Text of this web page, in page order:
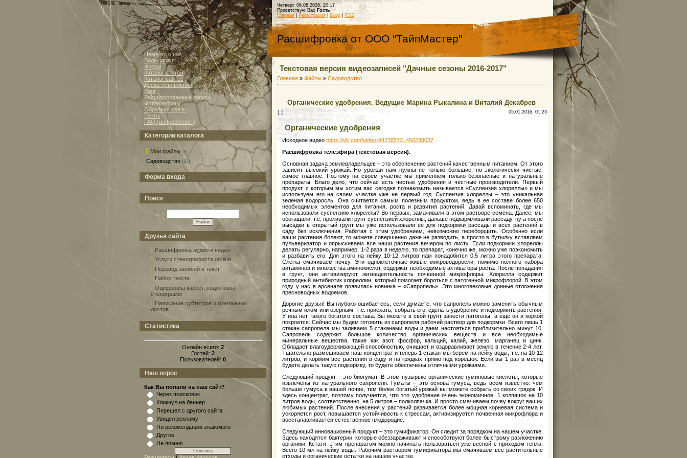
Немного о нас
Виды услуг
Форум
Каталог статей
Каталог сайтов
Доска объявлений
Блог
Расшифрованные записи
Фотоальбомы
Обратная связь
Тесты
FAQ (вопрос/ответ)
Категории каталога
Мои файлы [8]
Садоводство [83]
Форма входа
Поиск
Друзья сайта
Расшифровка аудио и видео
Услуги стенографиста on-line
Перевод записей в текст
Набор текста
Оцифровка кассет, подготовка
стенограмм
Написание субтитров и монтажных
листов
Статистика
Онлайн всего:2
Гостей: 2
Пользователей: 0
Наш опрос
Как Вы попали на наш сайт?
Через поисковик
Кликнул на баннер
Перешел с другого сайта
Увидел рекламу
По рекомендации знакомого
Другое
Не помню
Четверг, 06.08.2026, 20:17
Приветствую Вас Гость
Главная
Регистрация Вход RSS
Расшифровка от ООО "ТайпМастер"
Текстовая версия видеозаписей "Дачные сезоны 2016-2017"
Главная » Файлы » Садоводство
Органические удобрения. Ведущие Марина Рыкалина и Виталий Декабрев
[ ] 05.01.2016, 01:23
Органические удобрения
Исходное видео https://vk.com/video-84236573_456239037
Расшифровка телеэфира (текстовая версия).
Основная задача землевладельцев – это обеспечение растений качественным питанием. От этого
зависит высокий урожай. Но урожаи нам нужны не только большие, но экологически чистые,
самое главное. Поэтому на своем участке мы применяем только безопасные и натуральные
препараты. Благо дело, что сейчас есть чистые удобрения и честные производители. Первый
продукт, с которым мы хотим вас сегодня познакомить называется «Суспензия хлореллы» и мы
используем его на своем участке уже не первый год. Суспензия хлореллы – это уникальная
зеленая водоросль. Она считается самым полезным продуктом, ведь в ее составе более 650
необходимых элементов для питания, роста и развития растений. Давай вспоминать, где мы
использовали суспензию хлореллы? Во-первых, замачивали в этом растворе семена. Далее, мы
обогащали, т.е. проливали грунт суспензией хлореллы, дальше подкармливали рассаду, ну а после
высадки в открытый грунт мы уже использовали ее для подкормки рассады и всех растений в
саду без исключения. Работая с этим удобрением, невозможно переборщить. Особенно если
ваши растения болеют, то можете совершенно даже не разводить, а просто в бутылку вставляем
пульверизатор и опрыскиваем все наши растения вечером по листу. Если подкормки хлореллы
делать регулярно, например, 1-2 раза в неделю, то препарат, конечно же, можно уже поэкономить
и разбавить его. Для этого на лейку 10-12 литров нам понадобится 0,5 литра этого препарата.
Слегка смачиваем почву. Эти одноклеточные живые микроводоросли, помимо полного набора
витаминов и множества аминокислот, содержат необходимые активаторы роста. После попадания
в грунт, они активизируют жизнедеятельность почвенной микрофлоры. Хлорелла содержит
природный антибиотик хлореллин, который помогает бороться с патогенной микрофлорой. В этом
году у нас в арсенале появилась новинка – «Сапропель». Это многовековые донные отложения
пресноводных водоемов.
Дорогие друзья! Вы глубоко ошибаетесь, если думаете, что сапропель можно заменить обычным
речным илом или озерным. Т.е. приехать, собрать его, сделать удобрение и подкормить растения.
У ила нет такого богатого состава. Вы можете в свой грунт занести патогены, а еще он и коркой
покроется. Сейчас мы будем готовить из сапропеля рабочий раствор для подкормки. Всего лишь 1
стакан сапропеля мы заливаем 5 стаканами воды и даем настояться приблизительно минут 10.
Сапропель содержит большое количество органических веществ и все необходимые
минеральные вещества, такие как азот, фосфор, кальций, калий, железо, марганец и цинк.
Обладает влагоудерживающей способностью, очищает и оздоравливает землю в течение 2-4 лет.
Тщательно размешиваем наш концентрат и теперь 1 стакан мы берем на лейку воды, т.е. на 10-12
литров, и кормим все растения в саду и на грядках прямо под корешок. Если вы 1 раз в месяц
будете делать такую подкормку, то будете обеспечены отличными урожаями.
Следующий продукт – это биогумат. В этом пузырьке органические гуминовые кислоты, которые
извлечены из натурального сапропеля. Гуматы – это основа гумуса, ведь всем известно: чем
больше гумуса в вашей почве, тем более богатый урожай вы можете собрать со своих грядок. И
здесь концентрат, поэтому получается, что это удобрение очень экономичное. 1 колпачок на 10
литров воды, соответственно, на 5 литров – полколпачка. И просто смачиваем почву вокруг ваших
любимых растений. После внесения у растений развивается более мощная корневая система и
ускоряется рост, повышается устойчивость к стрессам, активизируется почвенная микрофлора и
восстанавливается естественное плодородие.
Следующий инновационный продукт – это гумификатор. Он следит за порядком на нашем участке.
Здесь находятся бактерии, которые обеззараживают и способствуют более быстрому разложению
органики. Кстати, этим препаратом можно начинать пользоваться уже весной с приходом тепла.
Всего 10 мл на лейку воды. Рабочим раствором гумификатора мы смачиваем все растительные
отходы и органические остатки на нашем участке.